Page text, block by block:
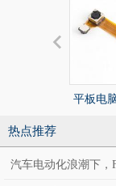
平板电
热点推荐
汽车电动化浪潮下，